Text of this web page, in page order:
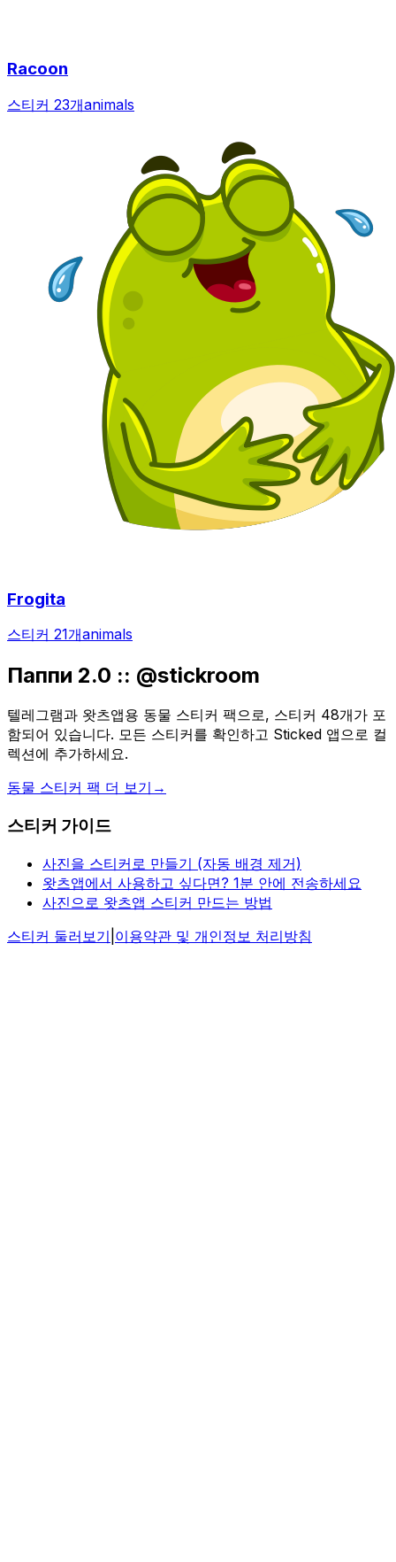
Racoon
스티커 23개animals
Frogita
스티커 21개animals
Паппи 2.0 :: @stickroom
텔레그램과 왓츠앱용 동물 스티커 팩으로, 스티커 48개가 포
함되어 있습니다. 모든 스티커를 확인하고 Sticked 앱으로 컬
렉션에 추가하세요.
동물 스티커 팩 더 보기 →
스티커 가이드
사진을 스티커로 만들기 (자동 배경 제거)
왓츠앱에서 사용하고 싶다면? 1분 안에 전송하세요
사진으로 왓츠앱 스티커 만드는 방법
스티커 둘러보기 이용약관 및 개인정보 처리방침